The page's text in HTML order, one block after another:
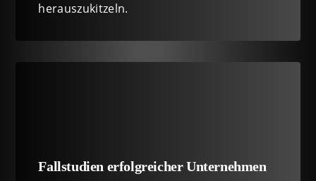
herauszukitzeln.
Fallstudien erfolgreicher Unternehmen